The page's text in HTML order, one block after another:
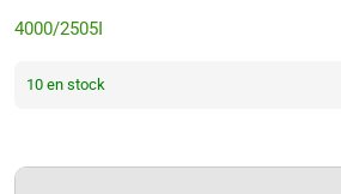
4000/2505I
10 en stock